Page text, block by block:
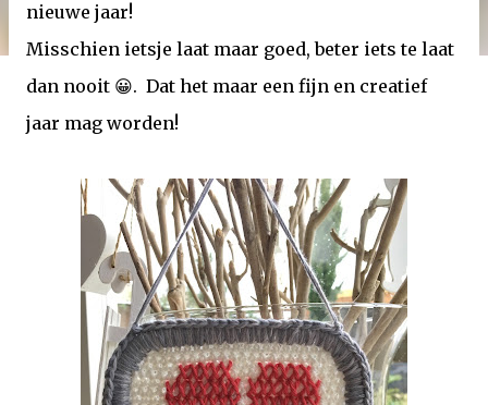
nieuwe jaar!
Misschien ietsje laat maar goed, beter iets te laat
dan nooit 😀. Dat het maar een fijn en creatief
jaar mag worden!